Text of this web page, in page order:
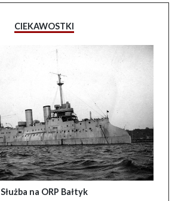
CIEKAWOSTKI
Służba na ORP Bałtyk